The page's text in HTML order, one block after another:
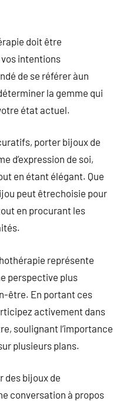
doit être
intentions
de se référer àun
la gemme qui
état actuel.
porter bijoux de
d’expression de soi,
en étant élégant. Que
peut êtrechoisie pour
en procurant les
représente
perspective plus
être. En portant ces
activement dans
soulignant l’importance
plusieurs plans.
des bijoux de
conversation à propos